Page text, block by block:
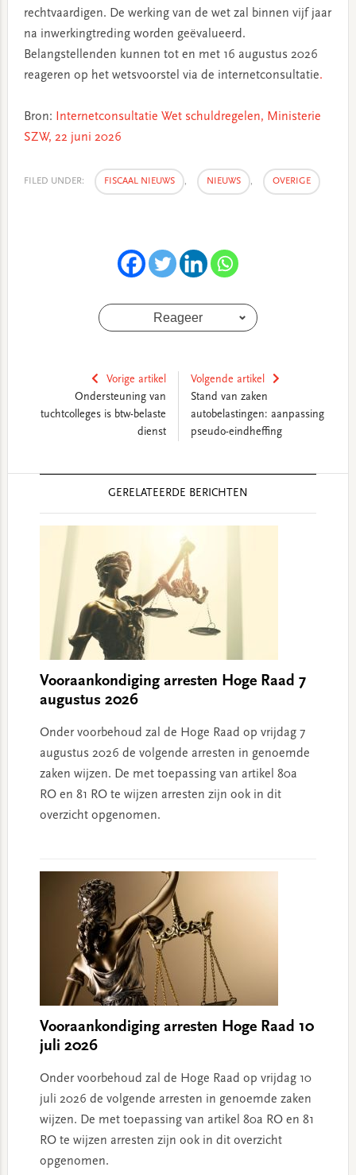
rechtvaardigen. De werking van de wet zal binnen vijf jaar
na inwerkingtreding worden geëvalueerd.
Belangstellenden kunnen tot en met 16 augustus 2026
reageren op het wetsvoorstel via de internetconsultatie.
Bron:
Internetconsultatie Wet schuldregelen, Ministerie
SZW, 22 juni 2026
FILED UNDER: FISCAAL NIEUWS , NIEUWS , OVERIGE
Reageer
Vorige artikel
Ondersteuning van
tuchtcolleges is btw-belaste
dienst
Volgende artikel
Stand van zaken
autobelastingen: aanpassing
pseudo-eindheffing
GERELATEERDE BERICHTEN
Vooraankondiging arresten Hoge Raad 7
augustus 2026
Onder voorbehoud zal de Hoge Raad op vrijdag 7
augustus 2026 de volgende arresten in genoemde
zaken wijzen. De met toepassing van artikel 80a
RO en 81 RO te wijzen arresten zijn ook in dit
overzicht opgenomen.
Vooraankondiging arresten Hoge Raad 10
juli 2026
Onder voorbehoud zal de Hoge Raad op vrijdag 10
juli 2026 de volgende arresten in genoemde zaken
wijzen. De met toepassing van artikel 80a RO en 81
RO te wijzen arresten zijn ook in dit overzicht
opgenomen.